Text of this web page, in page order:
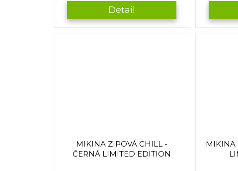
Detail
MIKINA ZIPOVÁ CHILL -
ČERNÁ LIMITED EDITION
MIKINA